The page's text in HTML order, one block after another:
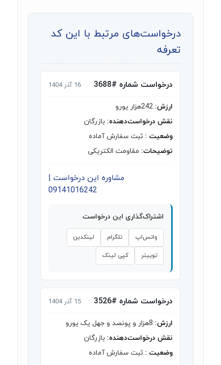
درخواست‌های مرتبط با این کد
تعرفه
درخواست شماره #3688 16 آذر 1404
ارزش:
نقش درخواست‌دهنده: بازرگان
وضعیت : ثبت سفارش آماده
توضیحات: مقاومت الکتریکی
مشاوره این درخواست |
09141016242
اشتراک‌گذاری این درخواست
واتس‌اپ تلگرام لینکدین
توییتر کپی لینک
درخواست شماره #3526 15 آذر 1404
ارزش:
نقش درخواست‌دهنده: بازرگان
وضعیت : ثبت سفارش آماده